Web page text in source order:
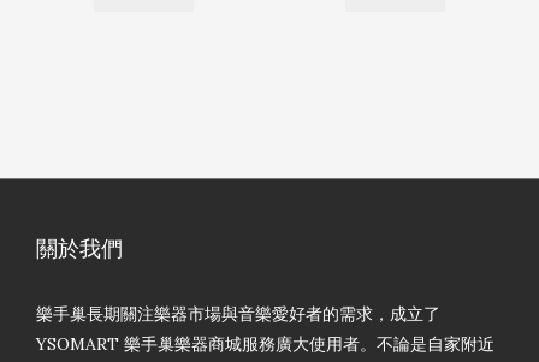
關於我們
樂手巢長期關注樂器市場與音樂愛好者的需求，成立了
YSOMART 樂手巢樂器商城服務廣大使用者。不論是自家附近